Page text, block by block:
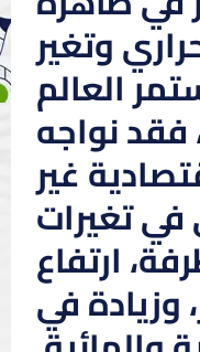
وتغير
العالم
فقد نواجه
غير
تغيرات
ارتفاع
وزيادة في